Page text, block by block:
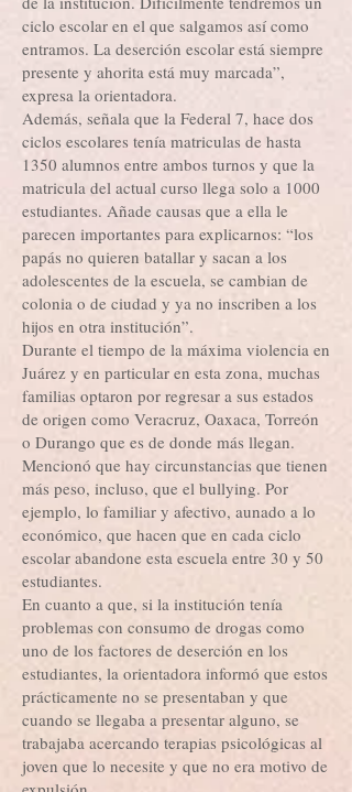
ciclo escolar en el que salgamos así como
entramos. La deserción escolar está siempre
presente y ahorita está muy marcada”,
expresa la orientadora.
Además, señala que la Federal 7, hace dos
ciclos escolares tenía matriculas de hasta
1350 alumnos entre ambos turnos y que la
matricula del actual curso llega solo a 1000
estudiantes. Añade causas que a ella le
parecen importantes para explicarnos: “los
papás no quieren batallar y sacan a los
adolescentes de la escuela, se cambian de
colonia o de ciudad y ya no inscriben a los
hijos en otra institución”.
Durante el tiempo de la máxima violencia en
Juárez y en particular en esta zona, muchas
familias optaron por regresar a sus estados
de origen como Veracruz, Oaxaca, Torreón
o Durango que es de donde más llegan.
Mencionó que hay circunstancias que tienen
más peso, incluso, que el bullying. Por
ejemplo, lo familiar y afectivo, aunado a lo
económico, que hacen que en cada ciclo
escolar abandone esta escuela entre 30 y 50
estudiantes.
En cuanto a que, si la institución tenía
problemas con consumo de drogas como
uno de los factores de deserción en los
estudiantes, la orientadora informó que estos
prácticamente no se presentaban y que
cuando se llegaba a presentar alguno, se
trabajaba acercando terapias psicológicas al
joven que lo necesite y que no era motivo de